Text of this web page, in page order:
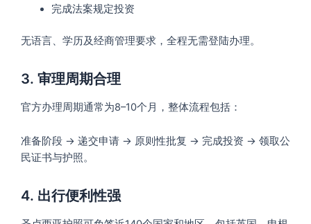
完成法案规定投资
无语言、学历及经商管理要求，全程无需登陆办理。
3. 审理周期合理
官方办理周期通常为8–10个月，整体流程包括：
准备阶段 → 递交申请 → 原则性批复 → 完成投资 → 领取公
民证书与护照。
4. 出行便利性强